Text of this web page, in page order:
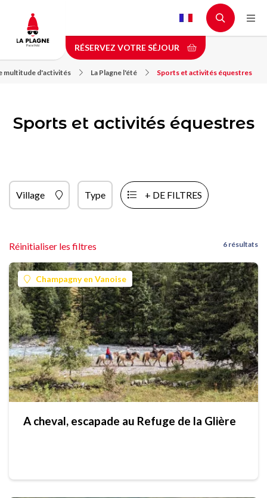
contenu
principal
RÉSERVEZ VOTRE SÉJOUR
multitude d'activités La Plagne l'été Sports et activités équestres
Sports et activités équestres
Village Type + DE FILTRES
Réinitialiser les filtres 6 résultats
Champagny en Vanoise
A cheval, escapade au Refuge de la Glière